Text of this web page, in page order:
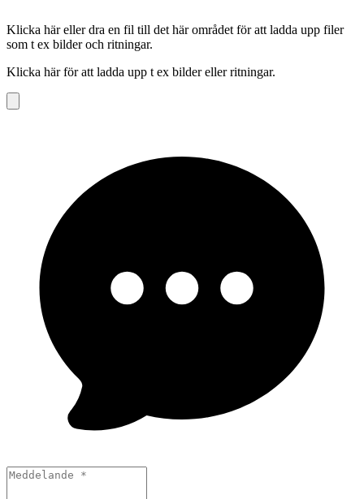
Klicka här eller dra en fil till det här området för att ladda upp filer
som t ex bilder och ritningar.
Klicka här för att ladda upp t ex bilder eller ritningar.